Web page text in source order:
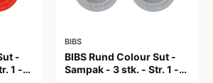
-
1 -
BIBS
BIBS Rund Colour Sut -
Sampak - 3 stk. - Str. 1 -